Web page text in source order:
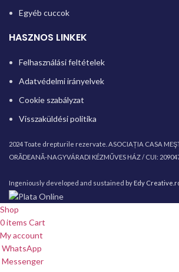
Egyéb cuccok
HASZNOS LINKEK
Felhasználási feltételek
Adatvédelmi irányelvek
Cookie szabályzat
Visszaküldési politika
2024 Toate drepturile rezervate. ASOCIAȚIA CASA
ORĂDEANĂ-NAGYVÁRADI KÉZMŰVES HÁZ / CUI:
Ingeniously developed and sustained by Edy
Shop
0items Cart
My account
WhatsApp
Messenger